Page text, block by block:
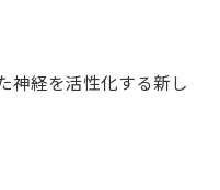
神経を活性化する新し